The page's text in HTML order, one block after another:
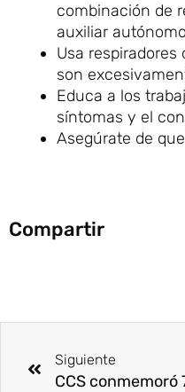
combinación de
auxiliar
Usa
son
Educa a los
síntomas y el
Asegúrate de
Compartir
Siguiente